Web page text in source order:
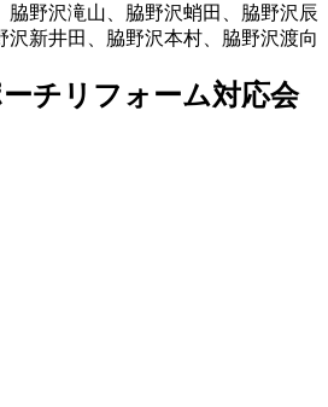
脇野沢滝山 脇野沢蛸田
脇野沢辰
沢新井田 脇野沢本村 脇野沢渡向
チリフォーム対応会